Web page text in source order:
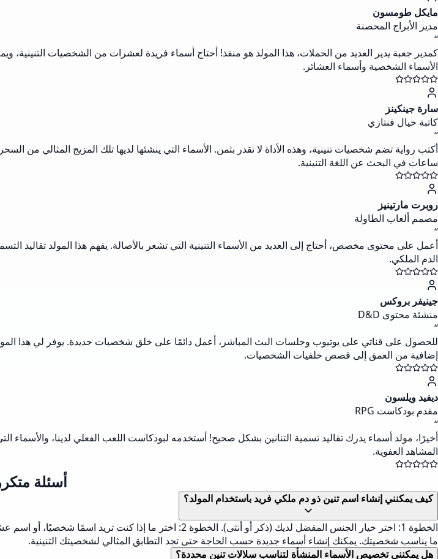
مايكل طومسون
مدير الأبراج المحصنة
“
الأسماء الشخصية وأسماء العشائر.
سارة جينكينز
كاتبة خيال فنتازي
“
أكتب رواية تضم شخصيات تنينية، وهذه الأداة لا تقدر بثمن. الأسماء التي ينشئها لديها تلك المزيج المثالي
ساعات في البحث عن اللغة التنينية.
روبرت مارتينيز
مصمم ألعاب الطاولة
“
أعمل على محتوى مخصص، أحتاج إلى العديد من الأسماء التنينية التي تشعر بالأصالة. يفهم هذا المولد تقاليد
الدم الملكي.
جينيفر بروكس
منشئة محتوى D&D
“
للحصول على قناتي على يوتيوب وجلسات البث المباشر، أعمل دائمًا على خلق شخصيات جديدة. يوفر لي هذا
إضافية من العمق إلى قصص خلفيات الشخصيات.
ديفيد ويلسون
مقدم بودكاست RPG
“
أخيرًا، مولد أسماء يدرك تقاليد تسمية التنانين بشكل صحيح! أستخدمه لبودكاست اللعب الفعلي لدينا، والأسماء
المشاهد العفوية.
أسئلة
كيف يمكنني إنشاء اسم تنين ذو دم ملكي فريد باستخدام المولد؟
ما يناسب شخصيتك. يمكنك إنشاء أسماء جديدة حسب الحاجة حتى تجد التطابق المثالي لشخصيتك التنينية.
هل يمكنني تخصيص الأسماء المنشأة لتناسب سلالات تنين محددة؟